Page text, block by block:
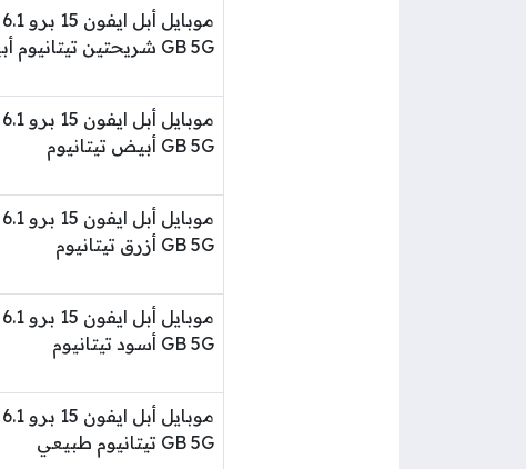
GB 5G شريحتين تيتانيوم أبيض
GB 5G أبيض تيتانيوم
GB 5G أزرق تيتانيوم
GB 5G أسود تيتانيوم
GB 5G تيتانيوم طبيعي